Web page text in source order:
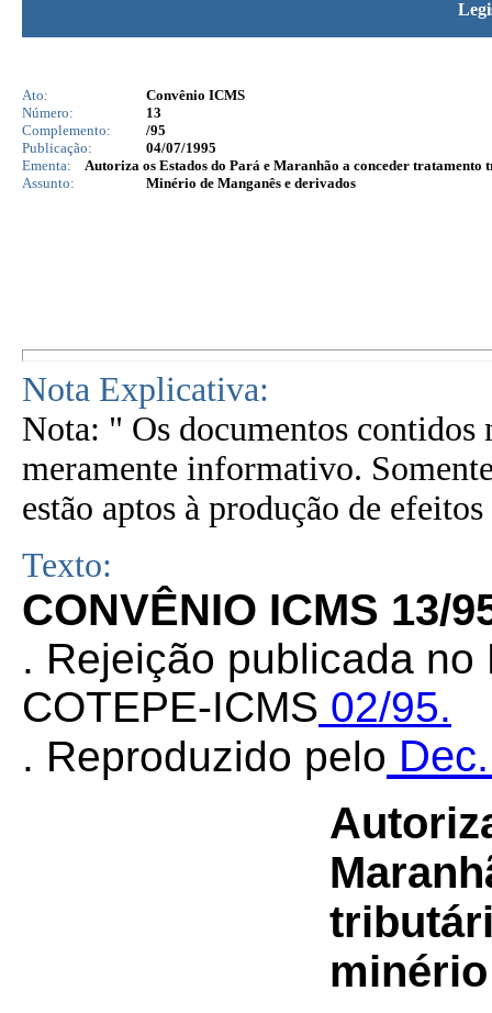
Ato:
Convênio ICMS
Número:
13
Complemento:
/95
Publicação:
04/07/1995
Ementa:
Autoriza os Estados do Pará e Maranhão a conceder tratamento
Assunto:
Minério de Manganês e derivados
Nota Explicativa:
Nota: " Os documentos contidos
meramente informativo.
estão aptos à produção de
Texto:
CONVÊNIO ICMS 13/
. Rejeição publicada
COTEPE-ICMS 02/95.
. Reproduzido pelo